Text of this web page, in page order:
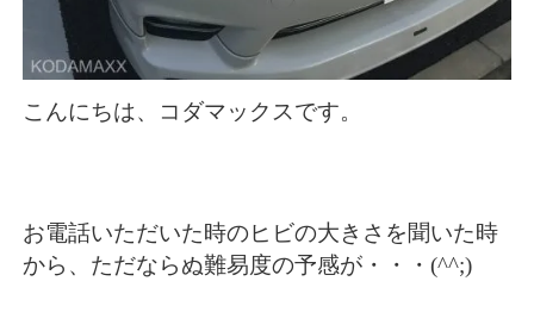
こんにちは、コダマックスです。
お電話いただいた時のヒビの大きさを聞いた時
から、ただならぬ難易度の予感が・・・(^^;)